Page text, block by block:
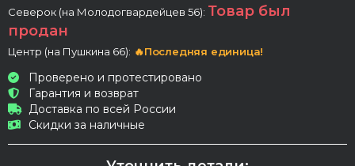
Северок (на Молодогвардейцев 56): Товар был
продан
Центр (на Пушкина 66): 🔥Последняя единица!
Проверено и протестировано
Гарантия и возврат
Доставка по всей России
Скидки за наличные